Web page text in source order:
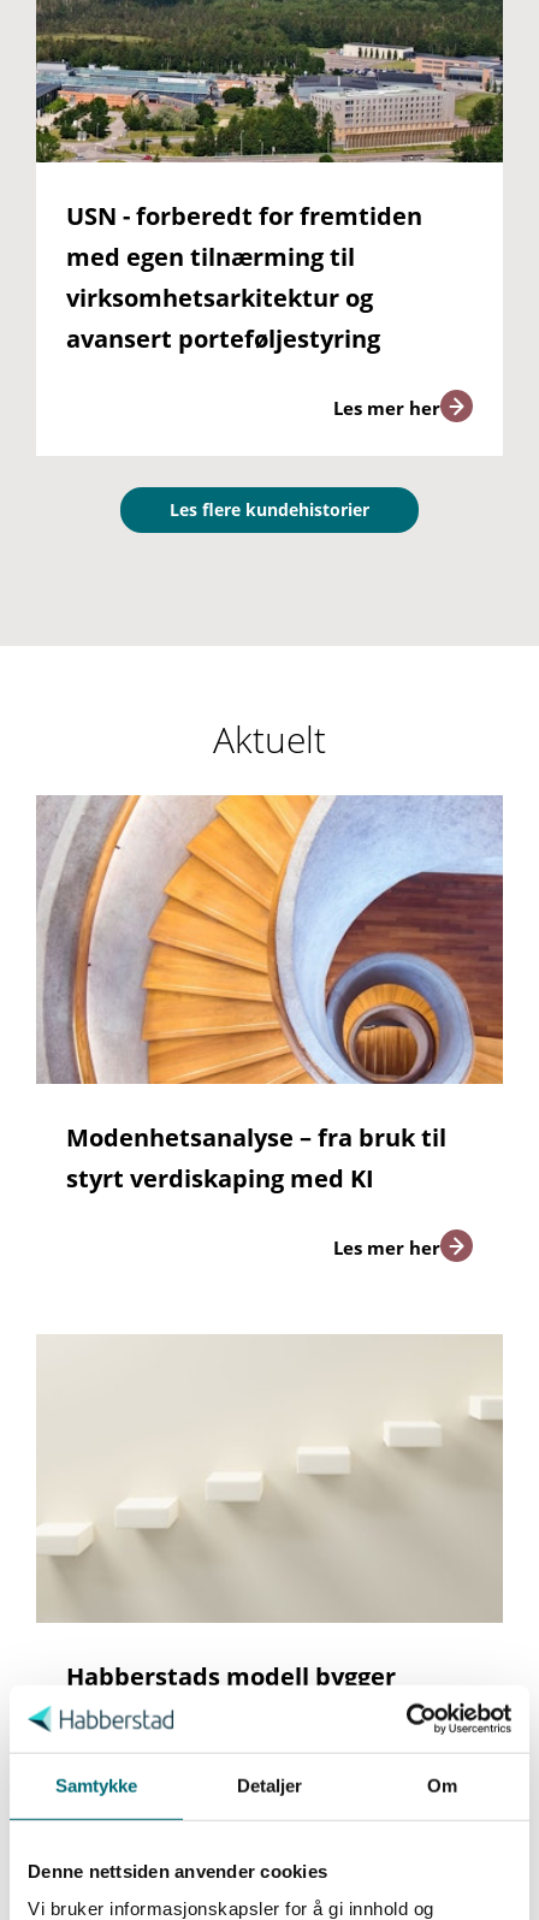
Samtykke Detaljer Om
Denne nettsiden anvender cookies
Vi bruker informasjonskapsler for å gi innhold og
m
y
USN - forberedt for fremtiden
med egen tilnærming til
virksomhetsarkitektur og
avansert porteføljestyring
Les mer her
Les flere kundehistorier
Aktuelt
Modenhetsanalyse – fra bruk til
styrt verdiskaping med KI
Les mer her
Habberstads modell bygger
organisatorisk kapabilitet
Les mer her